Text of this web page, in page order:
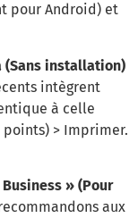
pour Android) et
(Sans installation)
intègrent
à celle
points) > Imprimer.
» (Pour
aux